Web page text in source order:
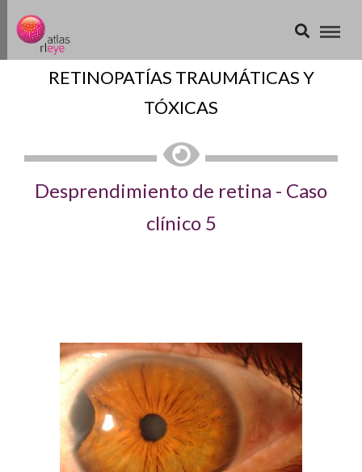
RETINOPATÍAS TRAUMÁTICAS Y
TÓXICAS
Desprendimiento de retina - Caso
clínico 5